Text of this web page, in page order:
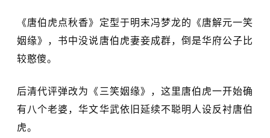
《唐伯虎点秋香》定型于明末冯梦龙的《唐解元一笑
姻缘》，书中没说唐伯虎妻妾成群，倒是华府公子比
较憨傻。
后清代评弹改为《三笑姻缘》，这里唐伯虎一开始确
有八个老婆，华文华武依旧延续不聪明人设反衬唐伯
虎。